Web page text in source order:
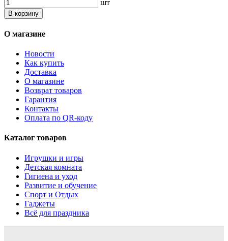
шт
В корзину
О магазине
Новости
Как купить
Доставка
О магазине
Возврат товаров
Гарантия
Контакты
Оплата по QR-коду
Каталог товаров
Игрушки и игры
Детская комната
Гигиена и уход
Развитие и обучение
Спорт и Отдых
Гаджеты
Всё для праздника